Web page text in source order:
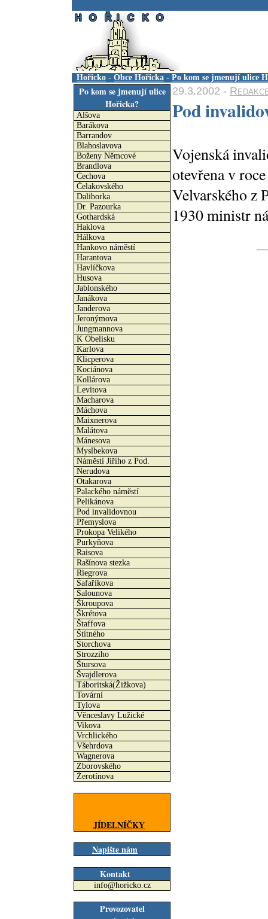
Hořicko - Obce Hořicka - Po kom se jmenují ulice
Po kom se jmenují ulice
Hořicka?
Alšova
Barákova
Barrandov
Blahoslavova
Boženy Němcové
Brandlova
Čechova
Čelakovského
Daliborka
Dr. Pazourka
Gothardská
Haklova
Hálkova
Hankovo náměstí
Harantova
Havlíčkova
Husova
Jablonského
Janákova
Janderova
Jeronýmova
Jungmannova
K Obelisku
Karlova
Klicperova
Kociánova
Kollárova
Levitova
Macharova
Máchova
Maixnerova
Malátova
Mánesova
Myslbekova
Náměstí Jiřího z Pod.
Nerudova
Otakarova
Palackého náměstí
Pelikánova
Pod invalidovnou
Přemyslova
Prokopa Velikého
Purkyňova
Raisova
Rašínova stezka
Riegrova
Šafaříkova
Šalounova
Škroupova
Škrétova
Štaffova
Štítného
Štorchova
Strozziho
Štursova
Švajdlerova
Táboritská(Žižkova)
Tovární
Tylova
Věnceslavy Lužické
Vikova
Vrchlického
Všehrdova
Wagnerova
Zborovského
Žerotínova
JÍDELNÍČKY
Napište nám
Kontakt
info@horicko.cz
Provozovatel
29.3.2002 -
Pod
Vojenská
otevřena v
Velvarského z
1930 ministr